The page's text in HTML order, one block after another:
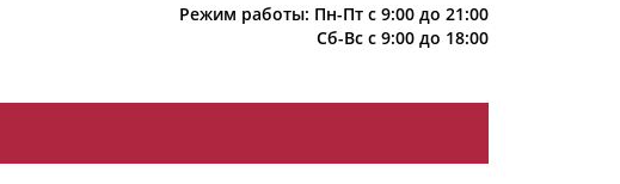
Режим работы: Пн-Пт с 9:00 до 21:00
Сб-Вс с 9:00 до 18:00